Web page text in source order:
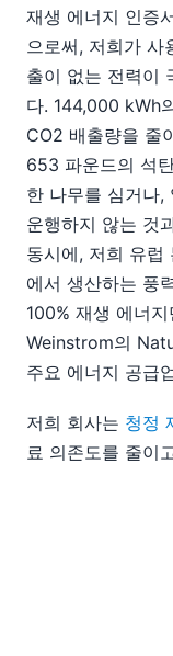
재생 에너지 인증
으로써, 저희가 사
출이 없는 전력이
다. 144,000 kWh
CO2 배출량을 줄
653 파운드의 석
한 나무를 심거나,
운행하지 않는 것
동시에, 저희 유
에서 생산하는 풍
100% 재생 에너
Weinstrom의
주요 에너지 공급
저희 회사는 청정
료 의존도를 줄이